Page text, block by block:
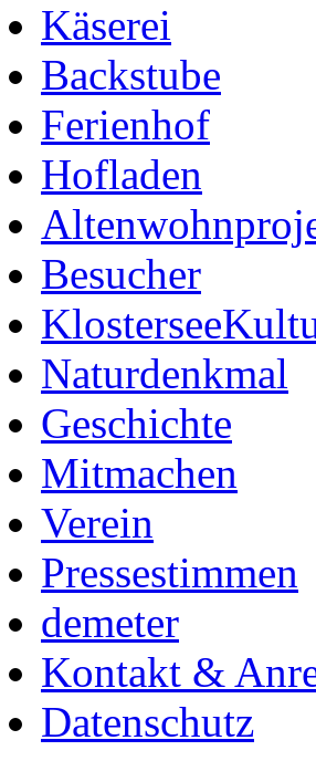
Käserei
Backstube
Ferienhof
Hofladen
Besucher
Naturdenkmal
Geschichte
Mitmachen
Verein
Pressestimmen
demeter
Kontakt &
Datenschutz